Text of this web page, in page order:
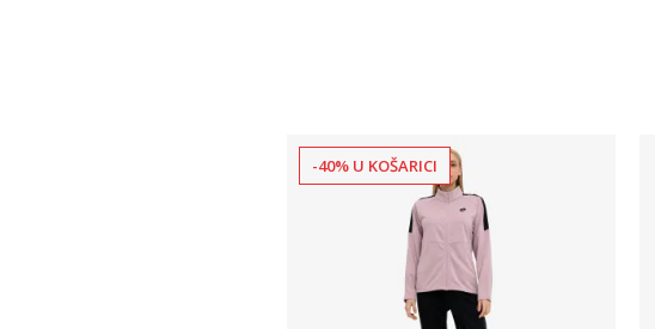
-40% U KOŠARICI